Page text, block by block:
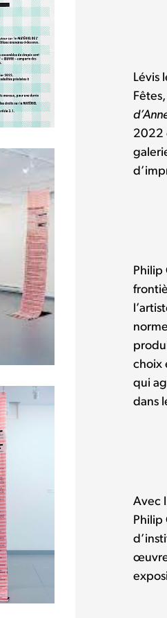
Lévis
2022
choix
qui
dans
Avec
Philip